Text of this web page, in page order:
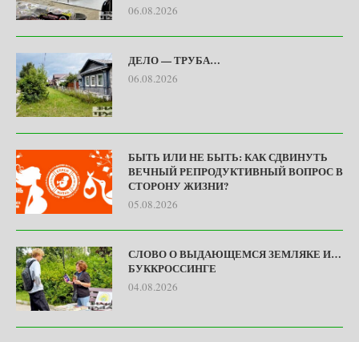
06.08.2026
ДЕЛО — ТРУБА…
06.08.2026
БЫТЬ ИЛИ НЕ БЫТЬ: КАК СДВИНУТЬ
ВЕЧНЫЙ РЕПРОДУКТИВНЫЙ ВОПРОС В
СТОРОНУ ЖИЗНИ?
05.08.2026
СЛОВО О ВЫДАЮЩЕМСЯ ЗЕМЛЯКЕ И…
БУККРОССИНГЕ
04.08.2026